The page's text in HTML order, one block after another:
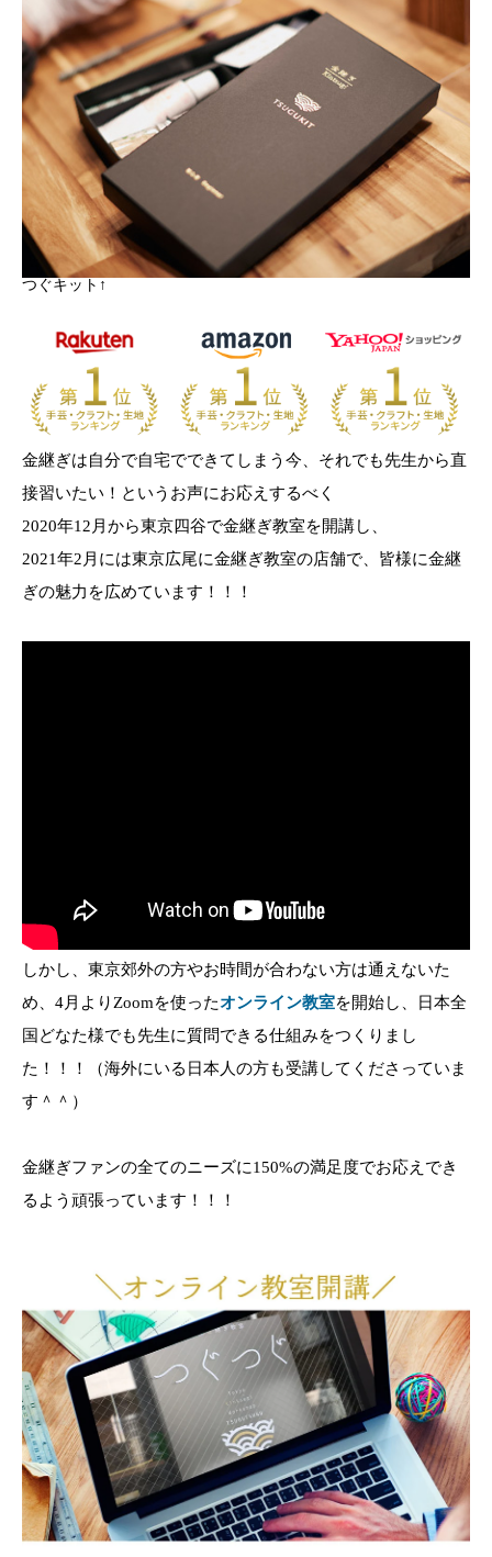
つぐキット↑
金継ぎは自分で自宅でできてしまう今、それでも先生から直
接習いたい！というお声にお応えするべく
2020年12月から東京四谷で金継ぎ教室を開講し、
2021年2月には東京広尾に金継ぎ教室の店舗で、皆様に金継
ぎの魅力を広めています！！！
しかし、東京郊外の方やお時間が合わない方は通えないた
め、4月よりZoomを使ったオンライン教室を開始し、日本全
国どなた様でも先生に質問できる仕組みをつくりまし
た！！！（海外にいる日本人の方も受講してくださっていま
す＾＾）
金継ぎファンの全てのニーズに150%の満足度でお応えでき
るよう頑張っています！！！